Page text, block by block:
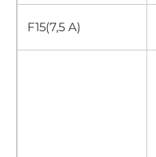
F15(7,5 А)